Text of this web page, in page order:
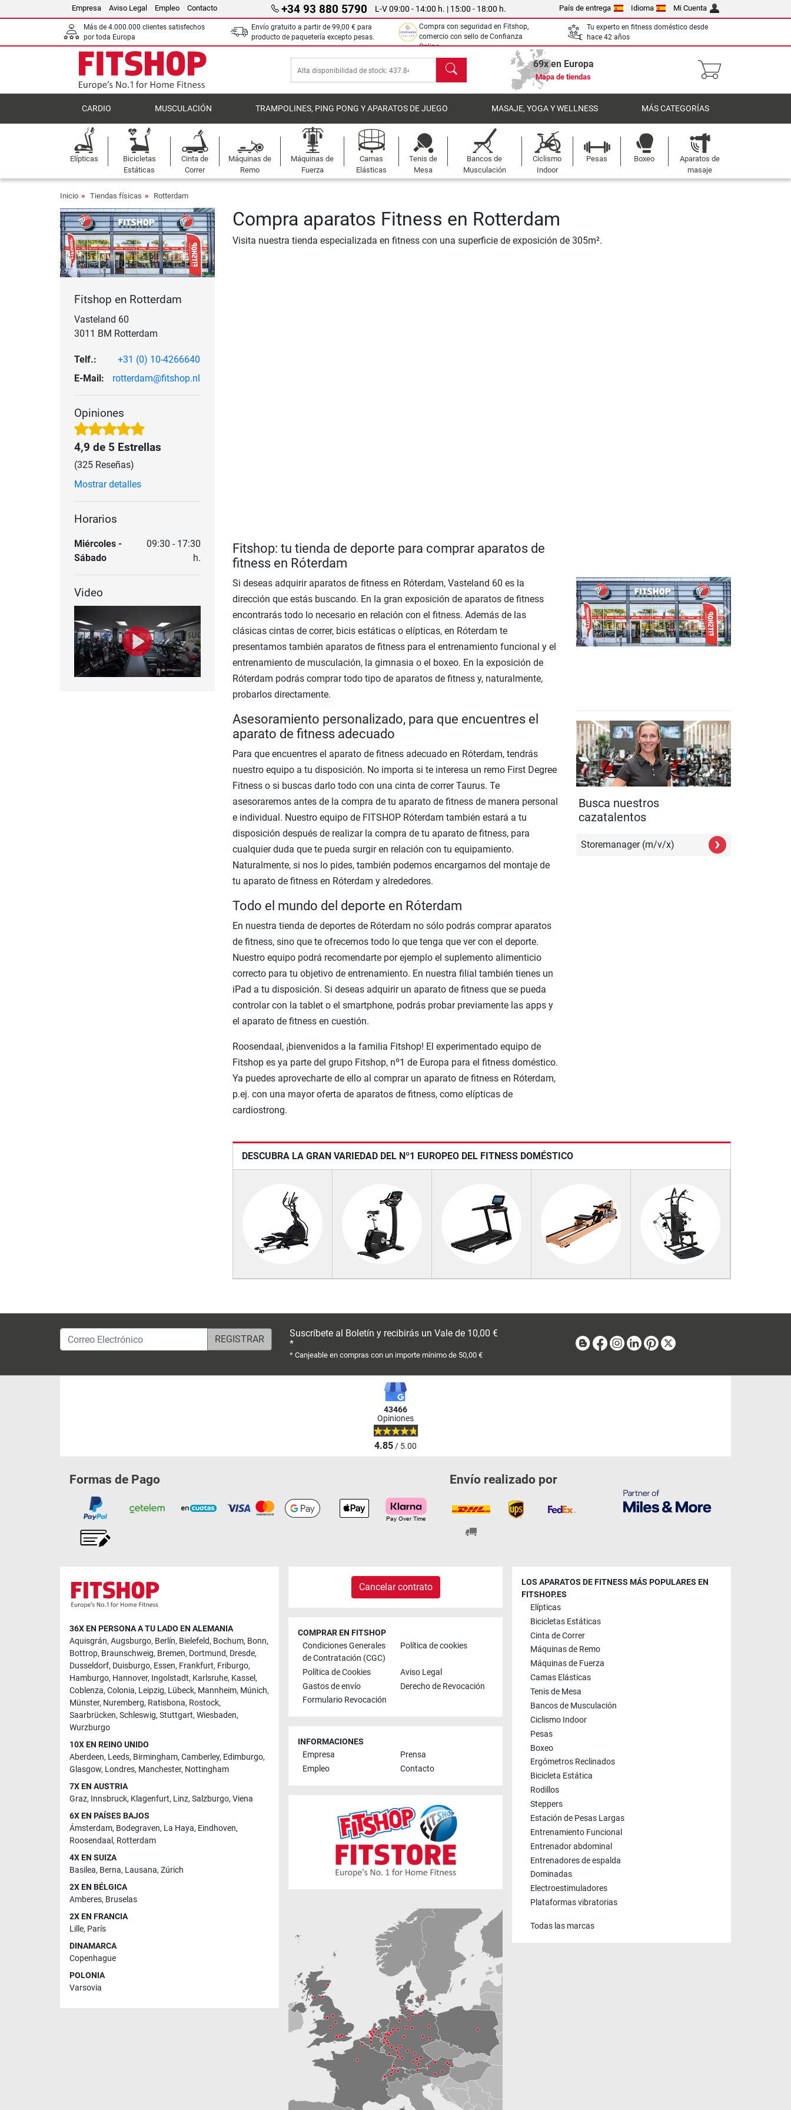
Empresa Aviso Legal Empleo Contacto +34 93 880 5790 L-V 09:00 - 14:00 h. | 15:00 - 18:00 h. País de entrega Idioma Mi Cuenta
Más de 4.000.000 clientes satisfechos
por toda Europa
Envío gratuito a partir de 99,00 € para
producto de paquetería excepto pesas.
Compra con seguridad en Fitshop,
comercio con sello de Confianza
Online.
Tu experto en fitness doméstico desde
hace 42 años
Buscar 69x en Europa
Mapa de tiendas
CARDIO MUSCULACIÓN TRAMPOLINES, PING PONG Y APARATOS DE JUEGO MASAJE, YOGA Y WELLNESS MÁS CATEGORÍAS
Elípticas
Bicicletas
Estáticas
Cinta de
Correr
Máquinas de
Remo
Máquinas de
Fuerza
Camas
Elásticas
Tenis de
Mesa
Bancos de
Musculación
Ciclismo
Indoor
Pesas Boxeo
Aparatos de
masaje
Inicio Tiendas físicas Rotterdam
Fitshop en Rotterdam
Vasteland 60
3011 BM Rotterdam
Telf.:
+31 (0) 10-4266640
E-Mail:
rotterdam@fitshop.nl
Opiniones
4,9 de 5 Estrellas
(325 Reseñas)
Mostrar detalles
Horarios
Miércoles -
Sábado
09:30 - 17:30
h.
Video
Compra aparatos Fitness en Rotterdam
Visita nuestra tienda especializada en fitness con una superficie de exposición de 305m².
Fitshop: tu tienda de deporte para comprar aparatos de
fitness en Róterdam
Si deseas adquirir aparatos de fitness en Róterdam, Vasteland 60 es la
dirección que estás buscando. En la gran exposición de aparatos de fitness
encontrarás todo lo necesario en relación con el fitness. Además de las
clásicas cintas de correr, bicis estáticas o elípticas, en Róterdam te
presentamos también aparatos de fitness para el entrenamiento funcional y el
entrenamiento de musculación, la gimnasia o el boxeo. En la exposición de
Róterdam podrás comprar todo tipo de aparatos de fitness y, naturalmente,
probarlos directamente.
Asesoramiento personalizado, para que encuentres el
aparato de fitness adecuado
Para que encuentres el aparato de fitness adecuado en Róterdam, tendrás
nuestro equipo a tu disposición. No importa si te interesa un remo First Degree
Fitness o si buscas darlo todo con una cinta de correr Taurus. Te
asesoraremos antes de la compra de tu aparato de fitness de manera personal
e individual. Nuestro equipo de FITSHOP Róterdam también estará a tu
disposición después de realizar la compra de tu aparato de fitness, para
cualquier duda que te pueda surgir en relación con tu equipamiento.
Naturalmente, si nos lo pides, también podemos encargarnos del montaje de
tu aparato de fitness en Róterdam y alrededores.
Todo el mundo del deporte en Róterdam
En nuestra tienda de deportes de Róterdam no sólo podrás comprar aparatos
de fitness, sino que te ofrecemos todo lo que tenga que ver con el deporte.
Nuestro equipo podrá recomendarte por ejemplo el suplemento alimenticio
correcto para tu objetivo de entrenamiento. En nuestra filial también tienes un
iPad a tu disposición. Si deseas adquirir un aparato de fitness que se pueda
controlar con la tablet o el smartphone, podrás probar previamente las apps y
el aparato de fitness en cuestión.
Roosendaal, ¡bienvenidos a la familia Fitshop! El experimentado equipo de
Fitshop es ya parte del grupo Fitshop, nº1 de Europa para el fitness doméstico.
Ya puedes aprovecharte de ello al comprar un aparato de fitness en Róterdam,
p.ej. con una mayor oferta de aparatos de fitness, como elípticas de
cardiostrong.
Previous Next
Busca nuestros
cazatalentos
Storemanager (m/v/x) ›
DESCUBRA LA GRAN VARIEDAD DEL Nº1 EUROPEO DEL FITNESS DOMÉSTICO
Correo Electrónico
Suscríbete al Boletín y recibirás un Vale de 10,00 €
*
* Canjeable en compras con un importe mínimo de 50,00 €
BlogFacebook
Instagram
LinkedinPinterest
43466
Opiniones
4.85/ 5.00
Formas de Pago Envío realizado por
36X EN PERSONA A TU LADO EN ALEMANIA
Aquisgrán, Augsburgo, Berlín, Bielefeld, Bochum, Bonn,
Bottrop, Braunschweig, Bremen, Dortmund, Dresde,
Dusseldorf, Duisburgo, Essen, Frankfurt, Friburgo,
Hamburgo, Hannover, Ingolstadt, Karlsruhe, Kassel,
Coblenza, Colonia, Leipzig, Lübeck, Mannheim, Múnich,
Münster, Nuremberg, Ratisbona, Rostock,
Saarbrücken, Schleswig, Stuttgart, Wiesbaden,
Wurzburgo
10X EN REINO UNIDO
Aberdeen, Leeds, Birmingham, Camberley, Edimburgo,
Glasgow, Londres, Manchester, Nottingham
7X EN AUSTRIA
Graz, Innsbruck, Klagenfurt, Linz, Salzburgo, Viena
6X EN PAÍSES BAJOS
Ámsterdam, Bodegraven, La Haya, Eindhoven,
Roosendaal , Rotterdam
4X EN SUIZA
Basilea, Berna, Lausana, Zúrich
2X EN BÉLGICA
Amberes, Bruselas
2X EN FRANCIA
Lille, París
DINAMARCA
Copenhague
POLONIA
Varsovia
Cancelar contrato
COMPRAR EN FITSHOP
Condiciones Generales
de Contratación (CGC)
Política de cookies
Política de Cookies
Aviso Legal
Gastos de envío
Derecho de Revocación
Formulario Revocación
INFORMACIONES
Empresa
Prensa
Empleo
Contacto
LOS APARATOS DE FITNESS MÁS POPULARES EN
FITSHOP.ES
Elípticas
Bicicletas Estáticas
Cinta de Correr
Máquinas de Remo
Máquinas de Fuerza
Camas Elásticas
Tenis de Mesa
Bancos de Musculación
Ciclismo Indoor
Pesas
Boxeo
Ergómetros Reclinados
Bicicleta Estática
Rodillos
Steppers
Estación de Pesas Largas
Entrenamiento Funcional
Entrenador abdominal
Entrenadores de espalda
Dominadas
Electroestimuladores
Plataformas vibratorias
Todas las marcas